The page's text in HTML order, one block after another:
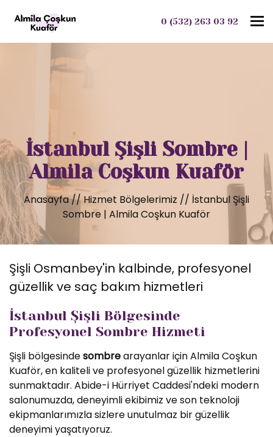
0 (532) 263 03 92
İstanbul Şişli Sombre |
Almila Coşkun Kuaför
Anasayfa//Hizmet Bölgelerimiz // İstanbul Şişli
Sombre | Almila Coşkun Kuaför
Şişli Osmanbey'in kalbinde, profesyonel
güzellik ve saç bakım hizmetleri
İstanbul Şişli Bölgesinde
Profesyonel Sombre Hizmeti
Şişli bölgesindesombrearayanlar için Almila Coşkun
Kuaför, en kaliteli ve profesyonel güzellik hizmetlerini
sunmaktadır. Abide-i Hürriyet Caddesi'ndeki modern
salonumuzda, deneyimli ekibimiz ve son teknoloji
ekipmanlarımızla sizlere unutulmaz bir güzellik
deneyimi yaşatıyoruz.